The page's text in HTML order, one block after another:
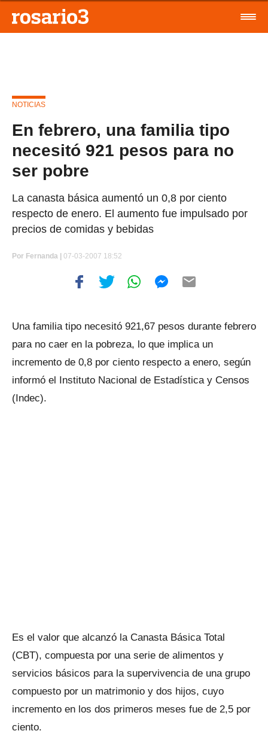
NOTICIAS
En febrero, una familia tipo
necesitó 921 pesos para no
ser pobre
La canasta básica aumentó un 0,8 por ciento
respecto de enero. El aumento fue impulsado por
precios de comidas y bebidas
Por Fernanda | 07-03-2007 18:52
Una familia tipo necesitó 921,67 pesos durante febrero
para no caer en la pobreza, lo que implica un
incremento de 0,8 por ciento respecto a enero, según
informó el Instituto Nacional de Estadística y Censos
(Indec).
Es el valor que alcanzó la Canasta Básica Total
(CBT), compuesta por una serie de alimentos y
servicios básicos para la supervivencia de una grupo
compuesto por un matrimonio y dos hijos, cuyo
incremento en los dos primeros meses fue de 2,5 por
ciento.